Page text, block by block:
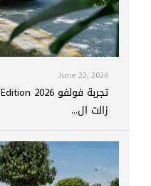
June 22, 2026
زالت ال...